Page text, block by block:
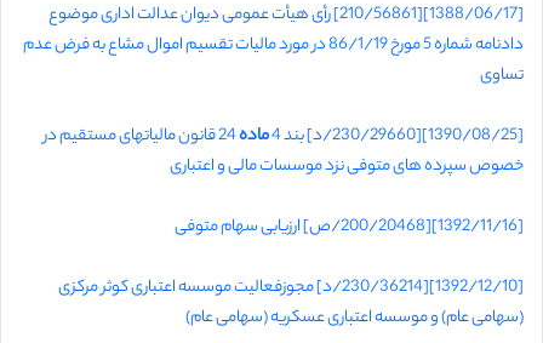
[1388/06/17][210/56861] رأی هیأت عمومی دیوان عدالت اداری موضوع
دادنامه شماره 5 مورخ 86/1/19 در مورد مالیات تقسیم اموال مشاع به فرض عدم
تساوی
[1390/08/25][230/29660/د] بند 4 ماده
24 قانون مالیاتهای مستقیم در
خصوص سپرده های متوفی نزد موسسات مالی و اعتباری
[1392/11/16][200/20468/ص] ارزیابی سهام متوفی
[1392/12/10][230/36214/د] مجوزفعالیت موسسه اعتباری کوثر مرکزی
(سهامی عام) و موسسه اعتباری عسکریه (سهامی عام)